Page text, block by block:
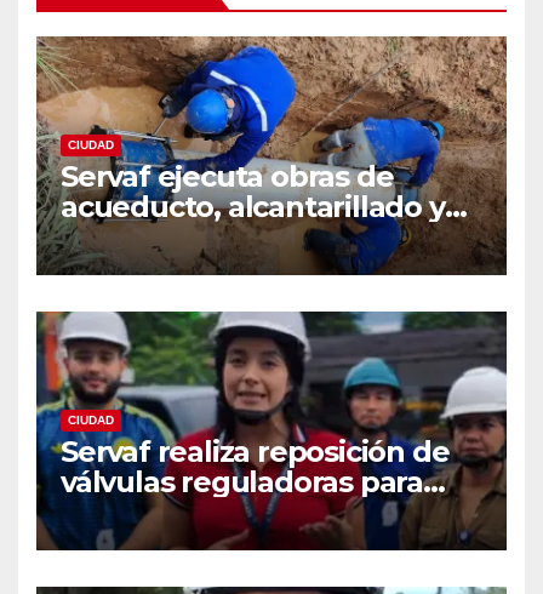
CIUDAD
Servaf ejecuta obras de
acueducto, alcantarillado y
recuperación vial en varios
sectores de Florencia.
CIUDAD
Servaf realiza reposición de
válvulas reguladoras para
fortalecer la red de
acueducto